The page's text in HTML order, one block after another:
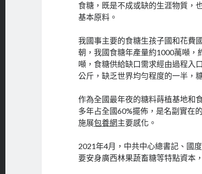
食糖，既是不成或缺的生涯物質，
基本原料。
我國事主要的食糖生孩子國和花費
朝，我國食糖年產量約1000萬噸，
噸，食糖供給缺口需求經由過程入
公斤，缺乏世界均勻程度的一半，
作為全國最年夜的糖料蒔植基地和
多年占全國60%擺佈，是名副實在
施展包養網主要感化。
2021年4月，中共中心總書記、國
要安身廣西林果蔬畜糖等特點資本